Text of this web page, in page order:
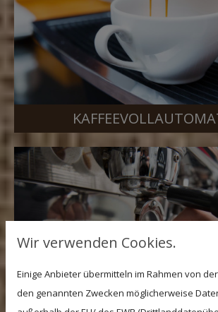
Wir verwenden Cookies.
Einige Anbieter übermitteln im Rahmen von
den genannten Zwecken möglicherweise